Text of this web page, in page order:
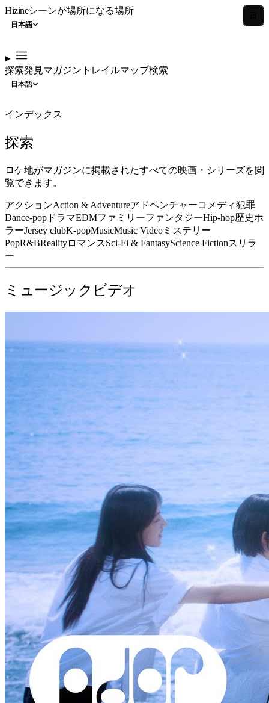
Hizineシーンが場所になる場所
日本語
探索発見マガジン トレイルマップ検索
日本語
インデックス
探索
ロケ地がマガジンに掲載されたすべての映画・シリーズを閲
覧できます。
アクションAction & Adventureアドベンチャーコメディ犯罪
Dance-pop ドラマEDMファミリーファンタジーHip-hop歴史ホ
ラーJersey clubK-popMusicMusic Video ミステリー
PopR&BRealityロマンスSci-Fi & FantasyScience Fictionスリラ
ー
ミュージックビデオ